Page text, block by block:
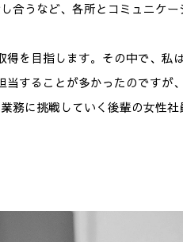
合うなど、各所とコミュニケ
を目指します。その中で、私
することが多かったのですが
務に挑戦していく後輩の女性